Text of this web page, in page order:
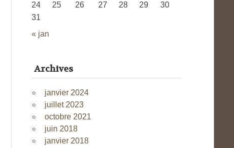
« jan
24
25 26 27 28 29
30
31
Archives
janvier 2024
juillet 2023
octobre 2021
juin 2018
janvier 2018